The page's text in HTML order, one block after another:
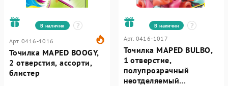
В наличии
Арт. 0416-1016
Точилка MAPED BOOGY,
2 отверстия, ассорти,
блистер
В наличии
Арт. 0416-1017
Точилка MAPED BULBO,
1 отверстие,
полупрозрачный
неотделяемый